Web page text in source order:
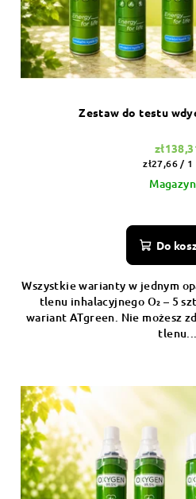
Zestaw do testu
Cena
zł27,66 / 1
Do
Wszystkie warianty w jednym
tlenu inhalacyjnego O₂ – 5
wariant ATgreen. Nie możesz
tlenu...